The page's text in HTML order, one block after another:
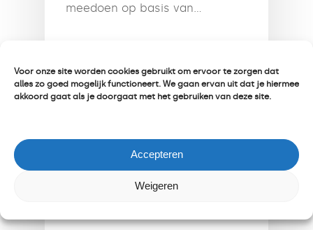
Voor onze site worden cookies gebruikt om ervoor te zorgen dat
alles zo goed mogelijk functioneert. We gaan ervan uit dat je hiermee
akkoord gaat als je doorgaat met het gebruiken van deze site.
Accepteren
Weigeren
meedoen op basis van…